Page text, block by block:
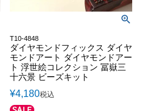
T10-4848
ダイヤモンドフィックス ダイヤ
モンドアート ダイヤモンドアー
ト 浮世絵コレクション 冨嶽三
十六景 ビーズキット
¥4,180税込